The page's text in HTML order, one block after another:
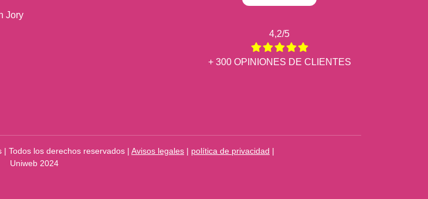
Jory
4,2/5
+ 300 OPINIONES DE CLIENTES
Todos los derechos reservados | Avisos legales | política de privacidad |
Uniweb 2024